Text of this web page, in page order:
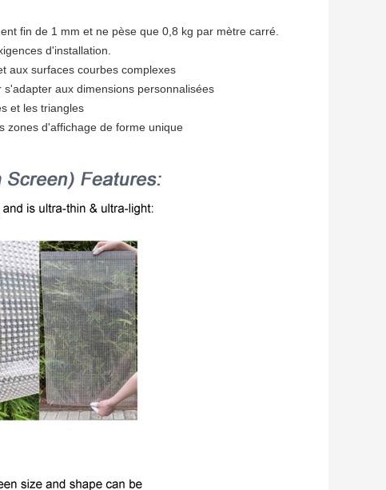
fin de 1 mm et ne pèse que 0,8 kg par mètre carré.
d'installation.
aux surfaces courbes complexes
aux dimensions personnalisées
et les triangles
zones d'affichage de forme unique